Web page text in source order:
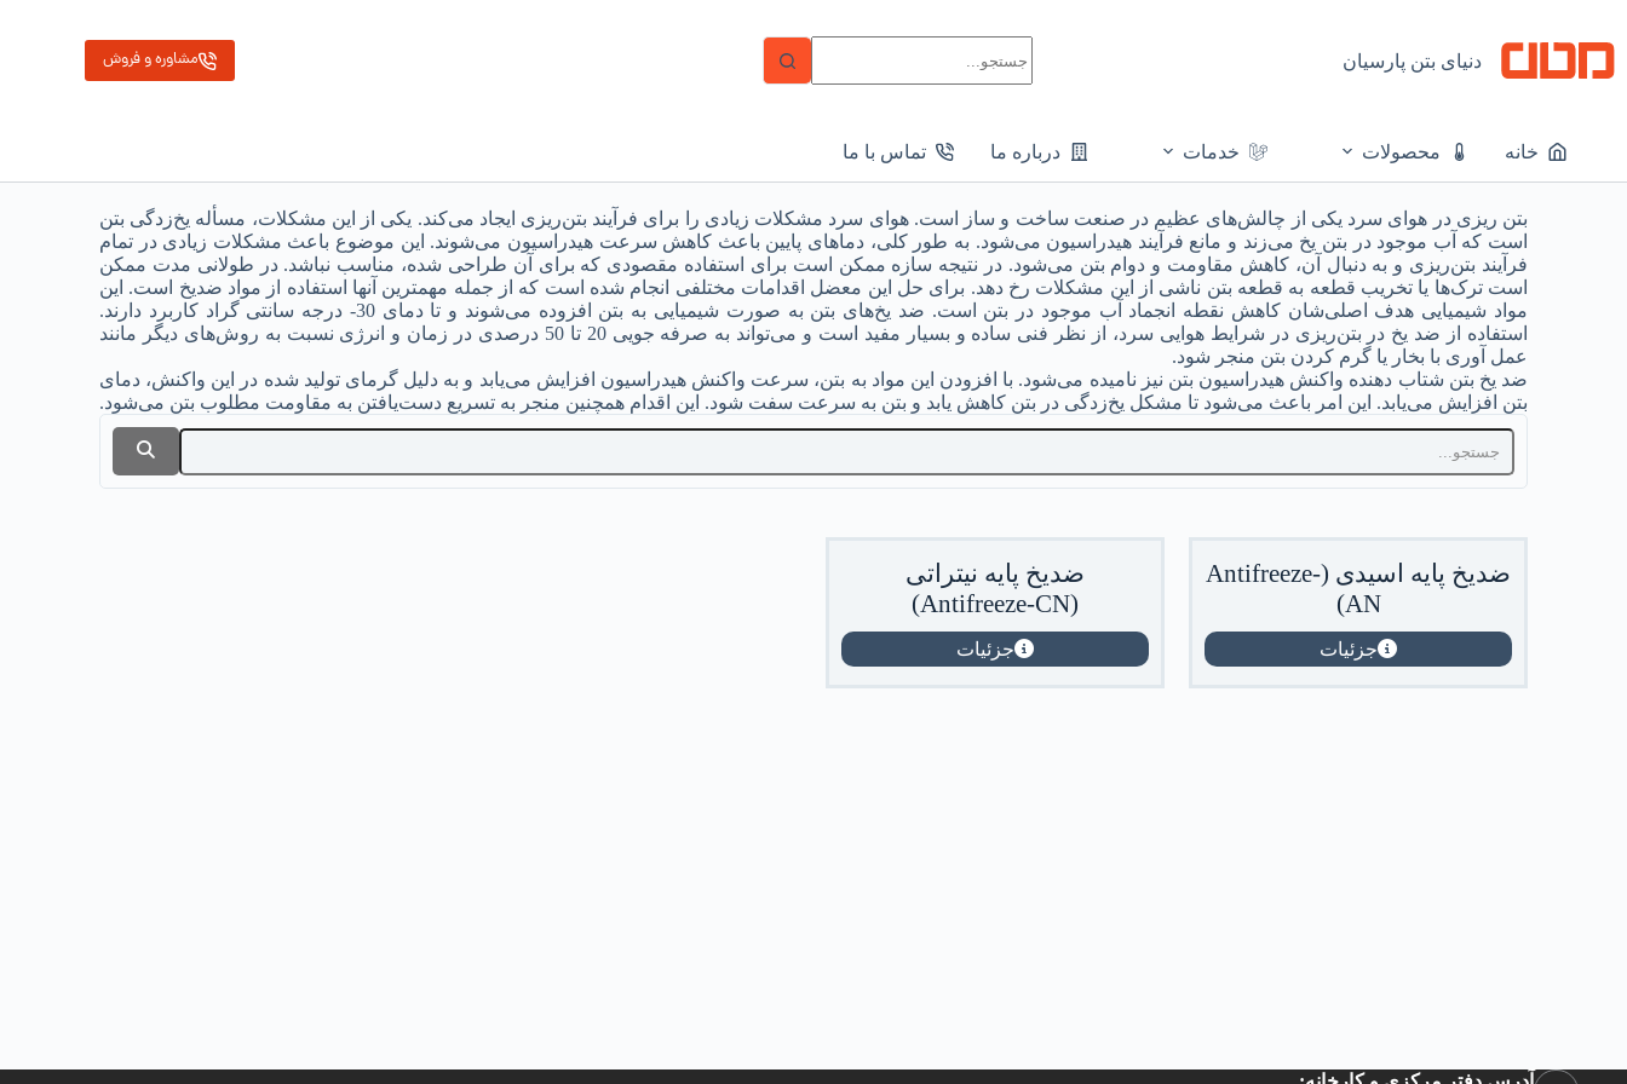
دنیای بتن پارسیان مشاوره و فروش
خانه محصولات خدمات درباره ما تماس با ما
بتن ریزی در هوای سرد یکی از چالش‌های عظیم در صنعت ساخت و ساز است. هوای سرد مشکلات زیادی را برای فرآیند بتن‌ریزی ایجاد می‌کند. یکی از این مشکلات، مسأله یخ‌زدگی بتن
است که آب موجود در بتن یخ می‌زند و مانع فرآیند هیدراسیون می‌شود. به طور کلی، دماهای پایین باعث کاهش سرعت هیدراسیون می‌شوند. این موضوع باعث مشکلات زیادی در تمام
فرآیند بتن‌ریزی و به دنبال آن، کاهش مقاومت و دوام بتن می‌شود. در نتیجه سازه ممکن است برای استفاده مقصودی که برای آن طراحی شده، مناسب نباشد. در طولانی مدت ممکن
است ترک‌ها یا تخریب قطعه به قطعه بتن ناشی از این مشکلات رخ دهد. برای حل این معضل اقدامات مختلفی انجام شده است که از جمله مهمترین آنها استفاده از مواد ضدیخ است. این
مواد شیمیایی هدف اصلی‌شان کاهش نقطه انجماد آب موجود در بتن است. ضد یخ‌های بتن به صورت شیمیایی به بتن افزوده می‌شوند و تا دمای 30- درجه سانتی گراد کاربرد دارند.
استفاده از ضد یخ در بتن‌ریزی در شرایط هوایی سرد، از نظر فنی ساده و بسیار مفید است و می‌تواند به صرفه جویی 20 تا 50 درصدی در زمان و انرژی نسبت به روش‌های دیگر مانند
عمل آوری با بخار یا گرم کردن بتن منجر شود.
ضد یخ بتن شتاب دهنده واکنش هیدراسیون بتن نیز نامیده می‌شود. با افزودن این مواد به بتن، سرعت واکنش هیدراسیون افزایش می‌یابد و به دلیل گرمای تولید شده در این واکنش، دمای
بتن افزایش می‌یابد. این امر باعث می‌شود تا مشکل یخ‌زدگی در بتن کاهش یابد و بتن به سرعت سفت شود. این اقدام همچنین منجر به تسریع دست‌یافتن به مقاومت مطلوب بتن می‌شود.
ضدیخ پایه اسیدی (Antifreeze-
AN)
جزئیات
ضدیخ پایه نیتراتی
(Antifreeze-CN)
جزئیات